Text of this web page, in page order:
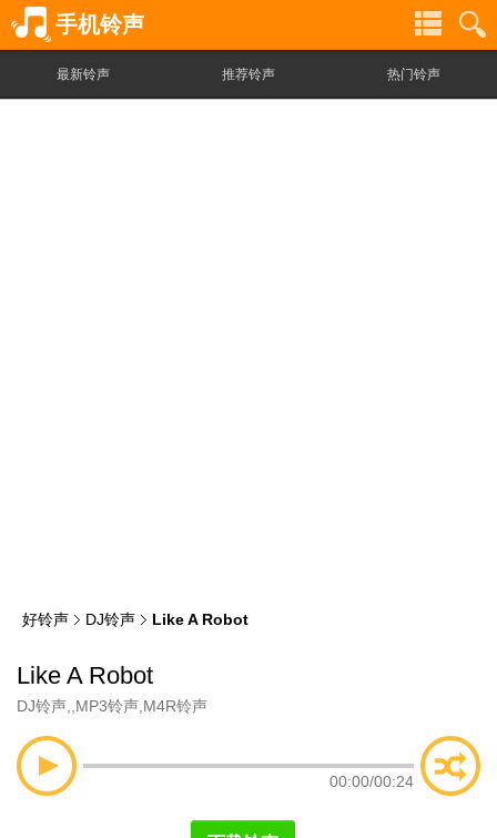
手机铃声
最新铃声 推荐铃声 热门铃声
好铃声 DJ铃声 Like A Robot
Like A Robot
DJ铃声 MP3铃声 M4R铃声
00:00/00:24